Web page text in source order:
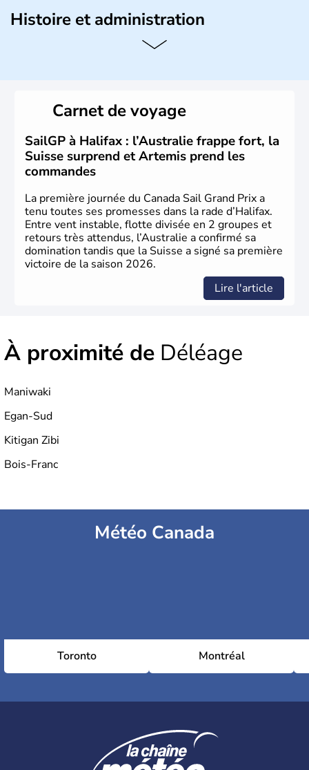
Histoire et administration
est une province francophone du
80 % desQuébécois. L’aéronautique, les
biotechnologies, l’industrie pharmaceutique, le génie
conseil constituent ses pôles essentiels d’activité.
Carnet de voyage
SailGP à Halifax : l’Australie frappe fort, la
Suisse surprend et Artemis prend les
commandes
La première journée du Canada Sail Grand Prix a
tenu toutes ses promesses dans la rade d’Halifax.
Entre vent instable, flotte divisée en 2 groupes et
retours très attendus, l’Australie a confirmé sa
domination tandis que la Suisse a signé sa première
victoire de la saison 2026.
Lire l'article
À proximité de Déléage
Maniwaki
Egan-Sud
Kitigan Zibi
Bois-Franc
Météo Canada
Toronto Montréal